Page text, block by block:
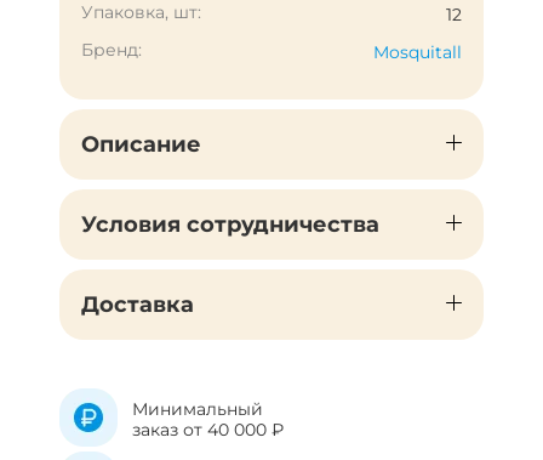
Упаковка, шт:
12
Бренд:
Mosquitall
Описание
Условия сотрудничества
Доставка
Минимальный
заказ от 40 000 ₽